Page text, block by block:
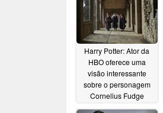
Harry Potter: Ator da
HBO oferece uma
visão interessante
sobre o personagem
Cornelius Fudge
07/07/2026